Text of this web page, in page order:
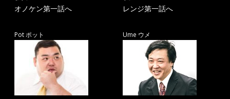
オノケン第一話へ レンジ第一話へ
Pot ポット Ume ウメ